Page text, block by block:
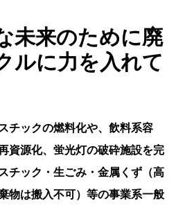
未来のために廃
ルに力を入れて
チックの燃料化や、飲料系容
資源化、蛍光灯の破砕施設を完
チック・生ごみ・金属くず（高
物は搬入不可）等の事業系一般